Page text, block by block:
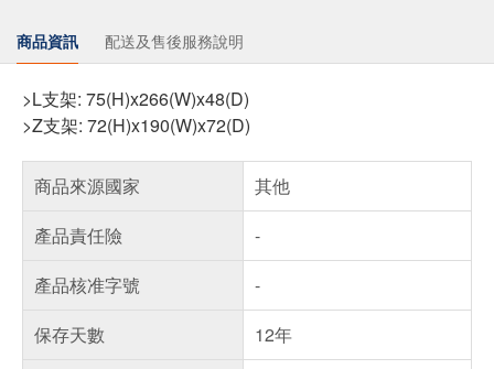
商品資訊 配送及售後服務說明
>L支架: 75(H)x266(W)x48(D)
>Z支架: 72(H)x190(W)x72(D)
商品來源國家
其他
產品責任險
-
產品核准字號
-
保存天數
12年